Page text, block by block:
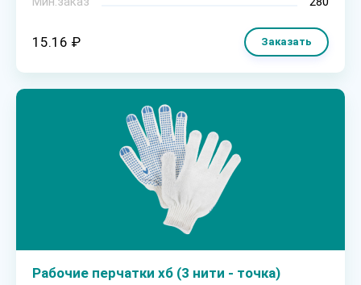
15.16 ₽ Заказать
Рабочие перчатки хб (3 нити - точка)